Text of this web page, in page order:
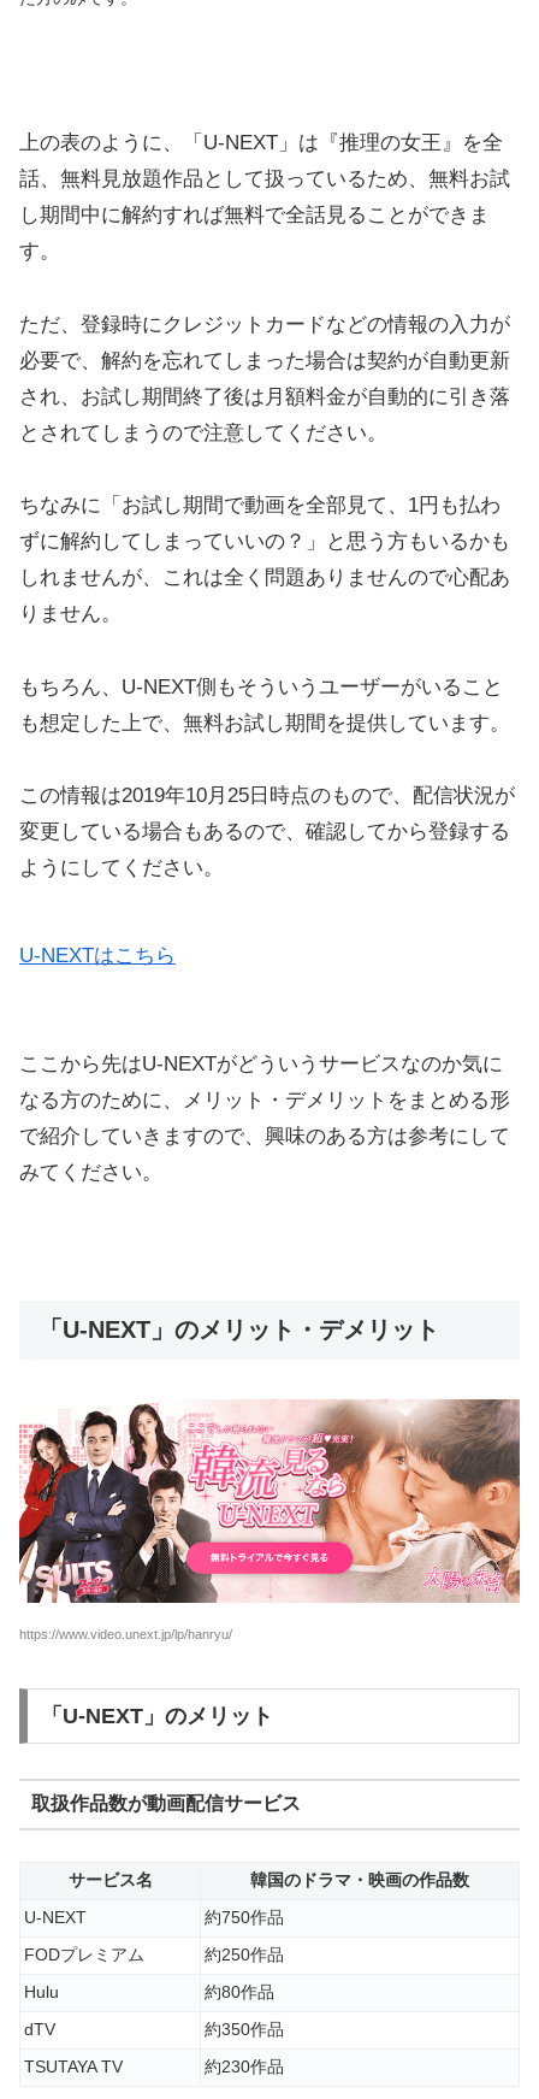
上の表のように、「U-NEXT」は『推理の女王』を全
話、無料見放題作品として扱っているため、無料お試
し期間中に解約すれば無料で全話見ることができま
す。
ただ、登録時にクレジットカードなどの情報の入力が
必要で、解約を忘れてしまった場合は契約が自動更新
され、お試し期間終了後は月額料金が自動的に引き落
とされてしまうので注意してください。
ちなみに「お試し期間で動画を全部見て、1円も払わ
ずに解約してしまっていいの？」と思う方もいるかも
しれませんが、これは全く問題ありませんので心配あ
りません。
もちろん、U-NEXT側もそういうユーザーがいること
も想定した上で、無料お試し期間を提供しています。
この情報は2019年10月25日時点のもので、配信状況が
変更している場合もあるので、確認してから登録する
ようにしてください。
U-NEXTはこちら
ここから先はU-NEXTがどういうサービスなのか気に
なる方のために、メリット・デメリットをまとめる形
で紹介していきますので、興味のある方は参考にして
みてください。
「U-NEXT」のメリット・デメリット
https://www.video.unext.jp/lp/hanryu/
「U-NEXT」のメリット
取扱作品数が動画配信サービス
サービス名 韓国のドラマ・映画の作品数
U-NEXT 約750作品
FODプレミアム 約250作品
Hulu 約80作品
dTV 約350作品
TSUTAYA TV 約230作品